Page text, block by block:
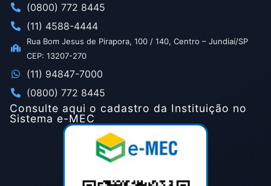
(0800) 772 8445
(11) 4588-4444
Rua Bom Jesus de Pirapora, 100 / 140, Centro – Jundiaí/SP
CEP: 13207-270
(11) 94847-7000
(0800) 772 8445
Consulte aqui o cadastro da Instituição no
Sistema e-MEC